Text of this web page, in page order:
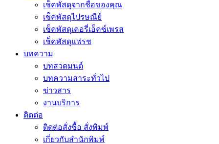
เช็คพัสดุจากชื่อของคุณ
เช็คพัสดุไปรษณีย์
เช็คพัสดุเคอรี่เอ็คซ์เพรส
เช็คพัสดุแฟรช
บทความ
บทสวดมนต์
บทความสาระทั่วไป
ข่าวสาร
งานบริการ
ติดต่อ
ติดต่อสั่งซื้อ สั่งพิมพ์
เกี่ยวกับสำนักพิมพ์